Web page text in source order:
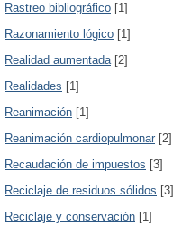
Rastreo bibliográfico [1]
Razonamiento lógico [1]
Realidad aumentada[2]
Realidades [1]
Reanimación [1]
Reanimación cardiopulmonar [2]
Recaudación de impuestos [3]
Reciclaje de residuos sólidos [3]
Reciclaje y conservación [1]